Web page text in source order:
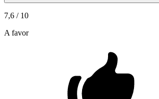
7,6 / 10
A favor